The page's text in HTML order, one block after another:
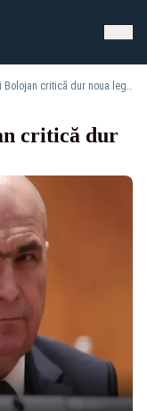
Soțul consilierei lui Bolojan critică dur noua lege a salarizării
critică dur